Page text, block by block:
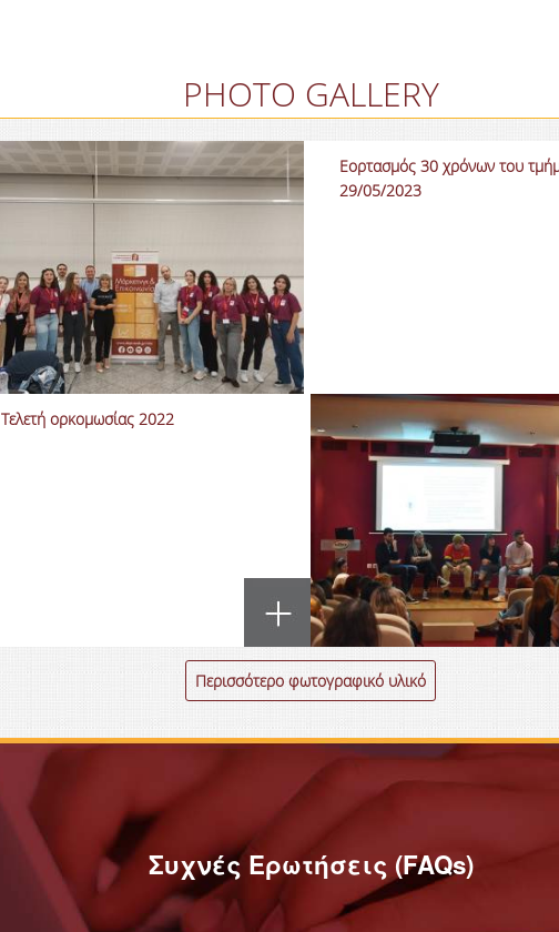
PHOTO GALLERY
Εορτασμός 30 χρόνων του
29/05/2023
Τελετή ορκομωσίας 2022
Περισσότερο φωτογραφικό υλικό
Συχνές Ερωτήσεις (FAQs)